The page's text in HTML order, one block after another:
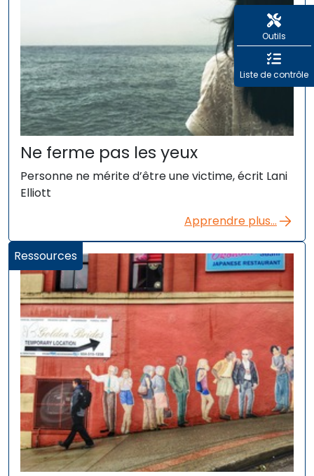
Ne ferme pas les yeux
Personne ne mérite d’être une victime, écrit Lani
Elliott
Apprendre plus...
Ressources
Outils
Liste de contrôle